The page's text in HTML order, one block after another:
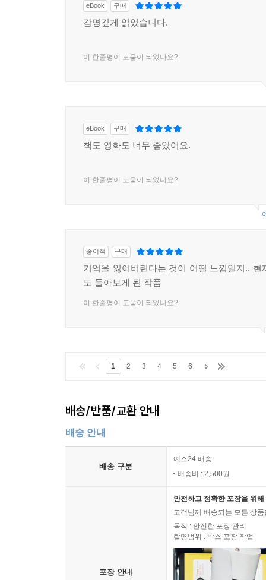
eBook 구매
감명깊게 읽었습니다.
이 한줄평이 도움이 되었나요?
eBook 구매
책도 영화도 너무 좋았어요.
이 한줄평이 도움이 되었나요?
종이책 구매
기억을 잃어버린다는 것이 어떨 느낌일지.. 현
도 돌아보게 된 작품
이 한줄평이 도움이 되었나요?
1 2 3 4 5 6
배송/반품/교환 안내
배송 안내
배송 구분
예스24 배송
배송비 : 2,500원
포장 안내
안전하고 정확한 포장을 위
고객님께 배송되는 모든 상
목적 : 안전한 포장 관리
촬영범위 : 박스 포장 작업